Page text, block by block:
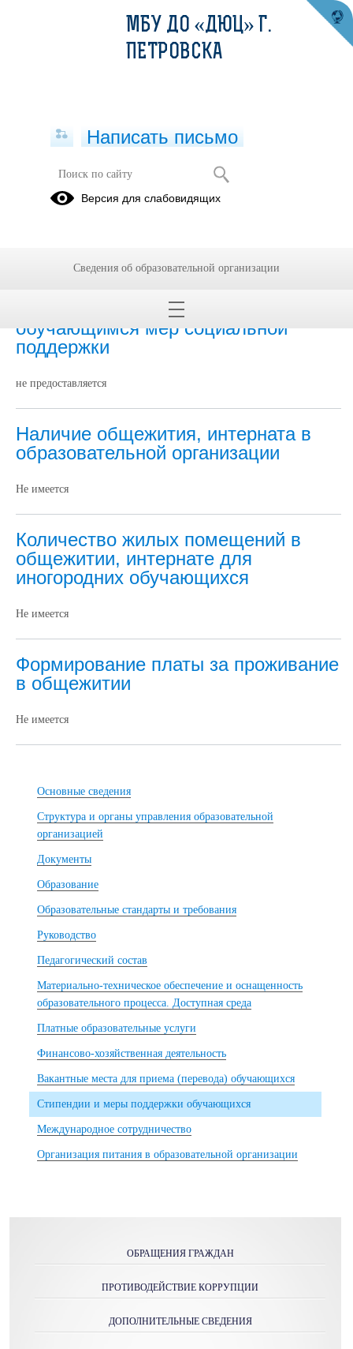
Наличие и условия предоставления
Наличие и условия предоставления
обучающимся мер социальной
поддержки
не предоставляется
Наличие общежития, интерната в
образовательной организации
Не имеется
Количество жилых помещений в
общежитии, интернате для
иногородних обучающихся
Не имеется
Формирование платы за проживание
в общежитии
Не имеется
Основные сведения
Структура и органы управления образовательной
организацией
Документы
Образование
Образовательные стандарты и требования
Руководство
Педагогический состав
Материально-техническое обеспечение и оснащенность
образовательного процесса. Доступная среда
Платные образовательные услуги
Финансово-хозяйственная деятельность
Вакантные места для приема (перевода) обучающихся
Стипендии и меры поддержки обучающихся
Международное сотрудничество
Организация питания в образовательной организации
ОБРАЩЕНИЯ ГРАЖДАН
ПРОТИВОДЕЙСТВИЕ КОРРУПЦИИ
ДОПОЛНИТЕЛЬНЫЕ СВЕДЕНИЯ
МБУ ДО «ДЮЦ» Г.
ПЕТРОВСКА
Написать письмо
Версия для слабовидящих
Сведения об образовательной организации